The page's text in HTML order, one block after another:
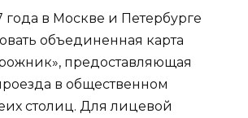
года в Москве и Петербурге
объединенная карта
предоставляющая
в общественном
столиц. Для лицевой